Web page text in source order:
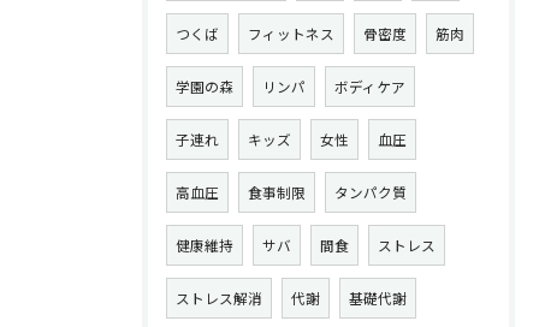
つくば フィットネス 骨密度 筋肉
学園の森 リンパ ボディケア
子連れ キッズ 女性 血圧
高血圧 食事制限 タンパク質
健康維持 サバ 間食 ストレス
ストレス解消 代謝 基礎代謝